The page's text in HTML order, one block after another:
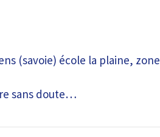
(savoie) école la plaine, zone
sans doute…